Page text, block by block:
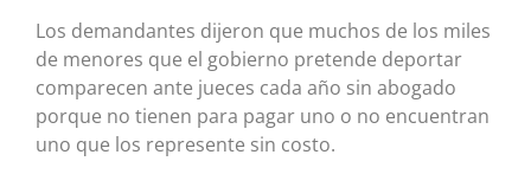
Los demandantes dijeron que muchos de los miles
de menores que el gobierno pretende deportar
comparecen ante jueces cada año sin abogado
porque no tienen para pagar uno o no encuentran
uno que los represente sin costo.